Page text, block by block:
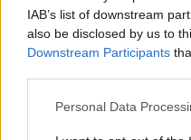
IAB’s list of downstream
also be disclosed by us to
Downstream Participants
Personal Data
Bjauria liga
„Manau, kad ją
savo